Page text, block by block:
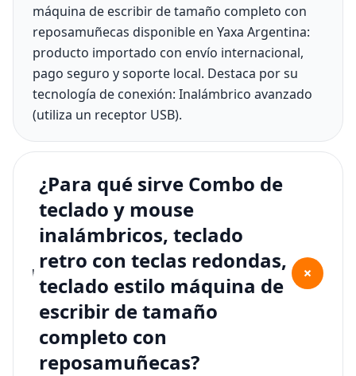
máquina de escribir de tamaño completo con
reposamuñecas disponible en Yaxa Argentina:
producto importado con envío internacional,
pago seguro y soporte local. Destaca por su
tecnología de conexión: Inalámbrico avanzado
(utiliza un receptor USB).
¿Para qué sirve Combo de
teclado y mouse
inalámbricos, teclado
retro con teclas redondas,
teclado estilo máquina de
escribir de tamaño
completo con
reposamuñecas?
+